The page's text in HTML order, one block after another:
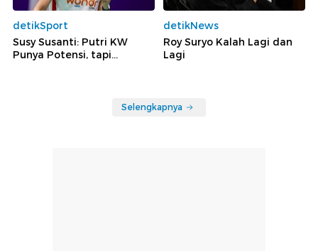
detikSport
Susy Susanti: Putri KW
Punya Potensi, tapi...
detikNews
Roy Suryo Kalah Lagi dan
Lagi
Selengkapnya